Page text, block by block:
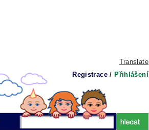
Translate
Registrace / Přihlášení